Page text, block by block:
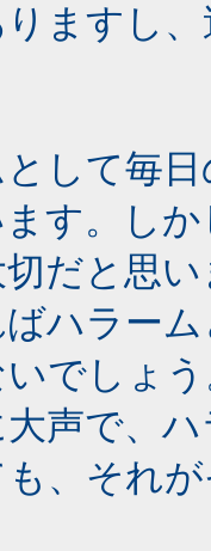
ますし
して毎
す。し
だと思
ハラー
でしょ
声で、
、それ